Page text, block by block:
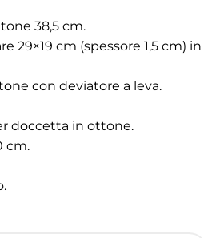
38,5 cm.
29×19 cm (spessore 1,5 cm) in
con deviatore a leva.
doccetta in ottone.
cm.